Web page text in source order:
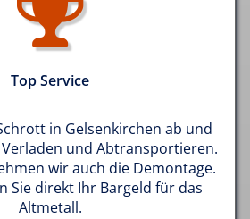
Top Service
in Gelsenkirchen ab und
und Abtransportieren.
wir auch die Demontage.
Sie direkt Ihr Bargeld für das
Altmetall.